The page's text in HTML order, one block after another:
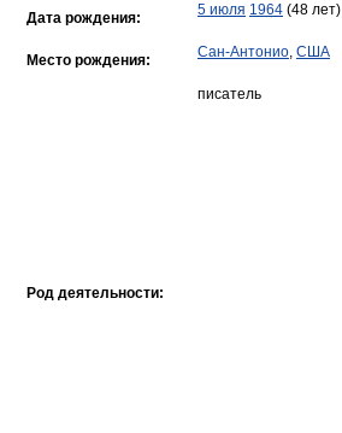
Дата рождения:
5 июля 1964 (48 лет)
Место рождения: Сан-Антонио, США
Род деятельности:
писатель